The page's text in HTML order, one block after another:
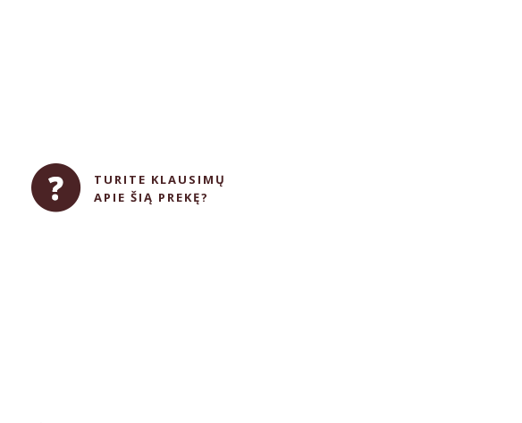
TURITE KLAUSIMŲ
APIE ŠIĄ PREKĘ?